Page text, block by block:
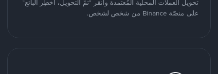
تحويل العملات المحلية المُعتمدة وانقر "تمّ التحويل، اخطِر البائع"
على منصّة Binance من شخص لشخص.